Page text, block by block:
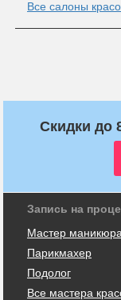
Все салоны
Скидки до
Запись на
Мастер маникюра
Парикмахер
Подолог
Все мастера